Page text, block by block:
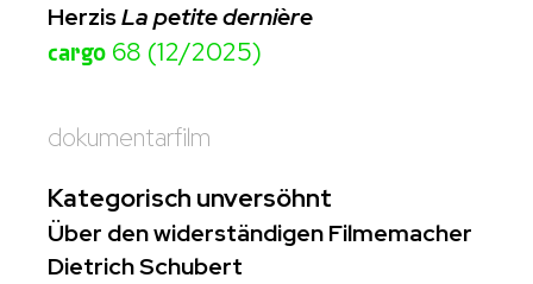
HerzisLa petite dernière
cargo 68 (12/2025)
dokumentarfilm
Kategorisch unversöhnt
Über den widerständigen Filmemacher
Dietrich Schubert